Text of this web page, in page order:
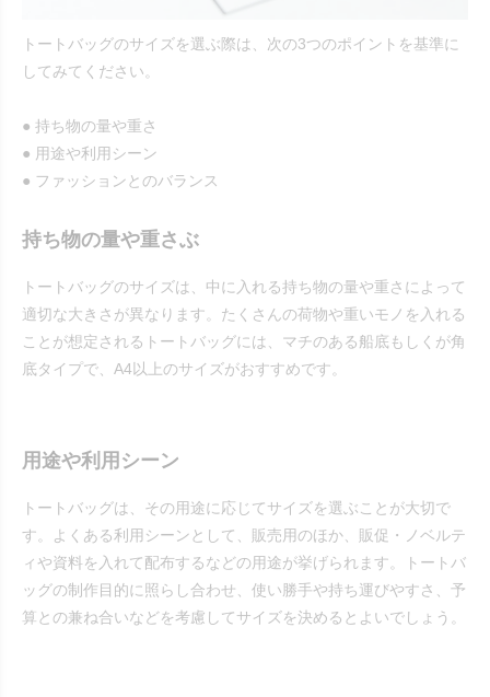
トートバッグのサイズを選ぶ際は、次の3つのポイントを基準に
してみてください。
● 持ち物の量や重さ
● 用途や利用シーン
● ファッションとのバランス
持ち物の量や重さぶ
トートバッグのサイズは、中に入れる持ち物の量や重さによって
適切な大きさが異なります。たくさんの荷物や重いモノを入れる
ことが想定されるトートバッグには、マチのある船底もしくが角
底タイプで、A4以上のサイズがおすすめです。
用途や利用シーン
トートバッグは、その用途に応じてサイズを選ぶことが大切で
す。よくある利用シーンとして、販売用のほか、販促・ノベルテ
ィや資料を入れて配布するなどの用途が挙げられます。トートバ
ッグの制作目的に照らし合わせ、使い勝手や持ち運びやすさ、予
算との兼ね合いなどを考慮してサイズを決めるとよいでしょう。